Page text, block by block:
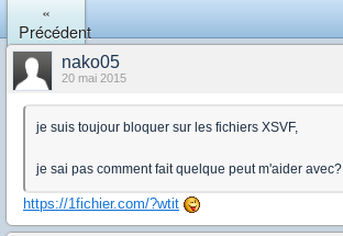
«
Précédent
nako05
20 mai 2015
je suis toujour bloquer sur les fichiers XSVF,
je sai pas comment fait quelque peut m'aider avec?
https://1fichier.com/?wtit